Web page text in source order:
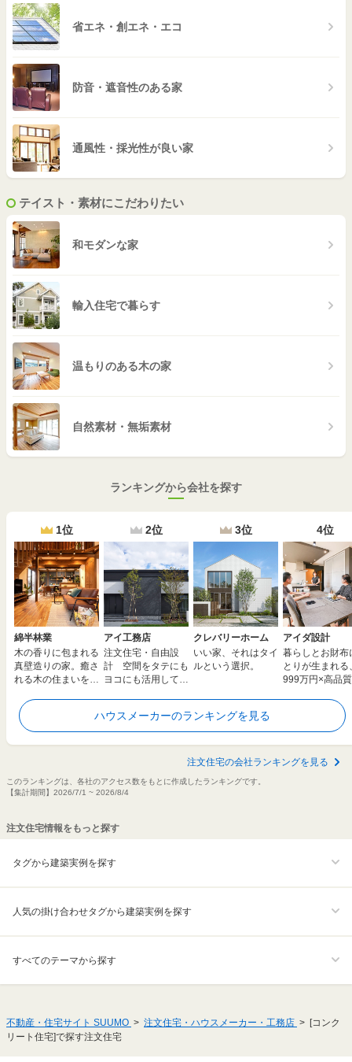
省エネ・創エネ・エコ
防音・遮音性のある家
通風性・採光性が良い家
テイスト・素材にこだわりたい
和モダンな家
輸入住宅で暮らす
温もりのある木の家
自然素材・無垢素材
ランキングから会社を探す
1位
綿半林業
木の香りに包まれる
真壁造りの家。癒さ
れる木の住まいを安
2位
アイ工務店
注文住宅・自由設
計 空間をタテにも
ヨコにも活用して夢
3位
クレバリーホーム
いい家、それはタイ
ルという選択。
4位
アイダ設計
暮らしとお財布
とりが生まれる
999万円×高品
ハウスメーカーのランキングを見る
注文住宅の会社ランキングを見る
このランキングは、各社のアクセス数をもとに作成したランキングです。
【集計期間】2026/7/1 ~ 2026/8/4
注文住宅情報をもっと探す
タグから建築実例を探す
人気の掛け合わせタグから建築実例を探す
すべてのテーマから探す
不動産・住宅サイト SUUMO 注文住宅・ハウスメーカー・工務店
[コンク
リート住宅]で探す注文住宅